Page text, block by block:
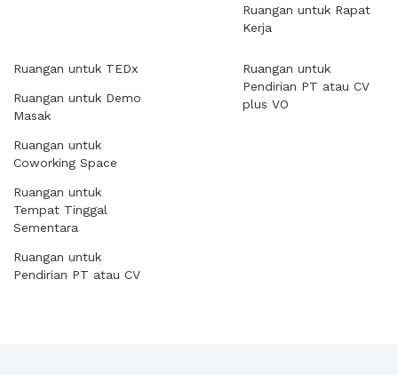
Ruangan untuk Rapat
Kerja
Ruangan untuk TEDx
Ruangan untuk Demo
Masak
Ruangan untuk
Coworking Space
Ruangan untuk
Tempat Tinggal
Sementara
Ruangan untuk
Pendirian PT atau CV
Ruangan untuk
Pendirian PT atau CV
plus VO